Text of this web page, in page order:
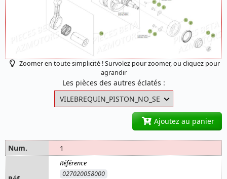
Zoomer en toute simplicité ! Survolez pour zoomer, ou cliquez pour
agrandir
Les pièces des autres éclatés :
Ajoutez au panier
1
027020058000